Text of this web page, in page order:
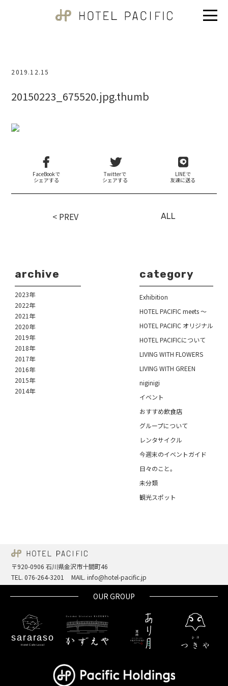
2019.12.15
20150223_675520.jpg.thumb
FaceBookで
シェアする
Twitterで
シェアする
LINEで
友達に送る
< PREV ALL
archive
2023年
2022年
2021年
2020年
2019年
2018年
2017年
2016年
2015年
2014年
category
Exhibition
HOTEL PACIFIC meets ～
HOTEL PACIFIC オリジナル
HOTEL PACIFICについて
LIVING WITH FLOWERS
LIVING WITH GREEN
niginigi
イベント
おすすめ飲食店
グループについて
レンタサイクル
今週末のイベントガイド
日々のこと。
未分類
観光スポット
〒920-0906 石川県金沢市十間町46
TEL. 076-264-3201
MAIL. info@hotel-pacific.jp
OUR GROUP